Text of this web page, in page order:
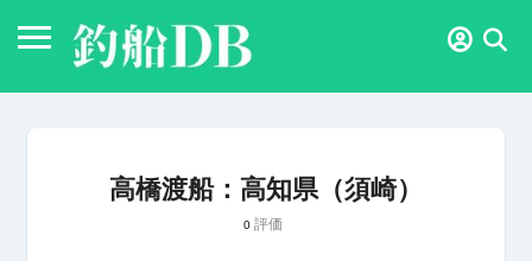
高橋渡船：高知県（須崎）
0評価